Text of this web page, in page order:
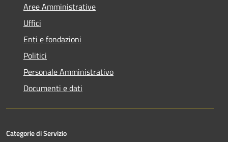
Aree Amministrative
Uffici
Enti e fondazioni
Politici
Personale Amministrativo
Documenti e dati
Categorie di Servizio